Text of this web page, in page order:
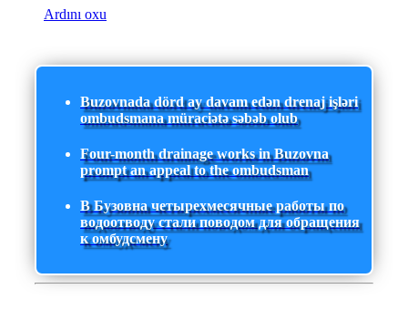
Ardını oxu
Buzovnada dörd ay davam edən drenaj işləri
ombudsmana müraciətə səbəb olub
Four-month drainage works in Buzovna
prompt an appeal to the ombudsman
В Бузовна четырехмесячные работы по
водоотводу стали поводом для обращения
к омбудсмену